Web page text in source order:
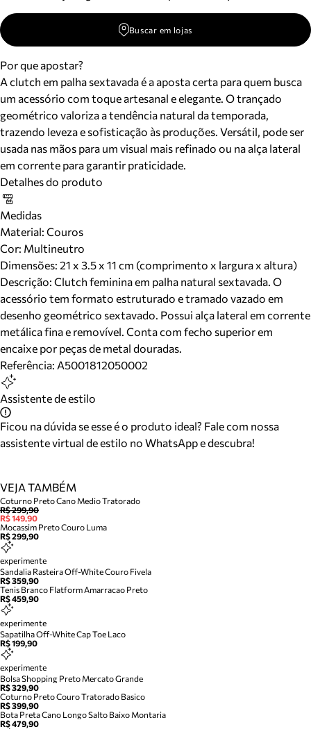
Buscar em lojas
Por que apostar?
A clutch em palha sextavada é a aposta certa para quem busca
um acessório com toque artesanal e elegante. O trançado
geométrico valoriza a tendência natural da temporada,
trazendo leveza e sofisticação às produções. Versátil, pode ser
usada nas mãos para um visual mais refinado ou na alça lateral
em corrente para garantir praticidade.
Detalhes do produto
Medidas
Material: Couros
Cor: Multineutro
Dimensões: 21 x 3.5 x 11 cm (comprimento x largura x altura)
Descrição: Clutch feminina em palha natural sextavada. O
acessório tem formato estruturado e tramado vazado em
desenho geométrico sextavado. Possui alça lateral em corrente
metálica fina e removível. Conta com fecho superior em
encaixe por peças de metal douradas.
Referência: A5001812050002
Assistente de estilo
Ficou na dúvida se esse é o produto ideal? Fale com nossa
assistente virtual de estilo no WhatsApp e descubra!
VEJA TAMBÉM
Coturno Preto Cano Medio Tratorado
R$ 299,90
R$ 149,90
Mocassim Preto Couro Luma
R$ 299,90
experimente
Sandalia Rasteira Off-White Couro Fivela
R$ 359,90
Tenis Branco Flatform Amarracao Preto
R$ 459,90
experimente
Sapatilha Off-White Cap Toe Laco
R$ 199,90
experimente
Bolsa Shopping Preto Mercato Grande
R$ 329,90
Coturno Preto Couro Tratorado Basico
R$ 399,90
Bota Preta Cano Longo Salto Baixo Montaria
R$ 479,90